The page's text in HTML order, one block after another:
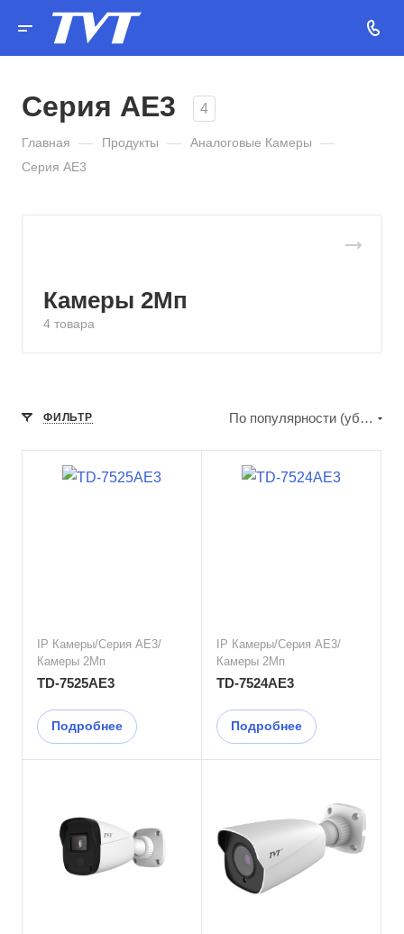
Серия AE3 4
Главная — Продукты — Аналоговые Камеры —
Серия AE3
Камеры 2Мп
4 товара
ФИЛЬТР По популярности (убывание)
IP Камеры/Серия AE3/
Камеры 2Мп
TD-7525AE3
Подробнее
IP Камеры/Серия AE3/
Камеры 2Мп
TD-7524AE3
Подробнее